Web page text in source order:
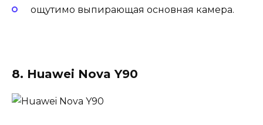
ощутимо выпирающая основная камера.
8. Huawei Nova Y90